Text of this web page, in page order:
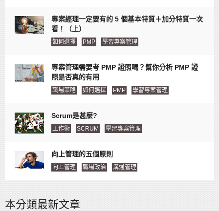
專案經理一定要有的 5 個基本特質＋加分特質一次
看！（上）
如何選擇 PMP 學習專案管理
專案管理需要考 PMP 證照嗎？幫你分析 PMP 證
照是否真的有用
職場策略 如何選擇 PMP 學習專案管理
Scrum是甚麼?
工作術 SCRUM 學習專案管理
向上管理的五個原則
向上管理 職場政治 溝通管理
本分類最新文章